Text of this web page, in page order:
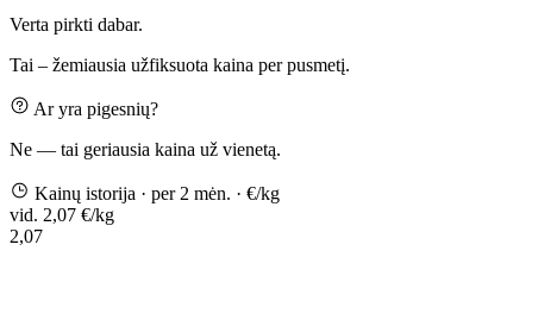
Verta pirkti dabar.
Tai – žemiausia užfiksuota kaina per pusmetį.
Ar yra pigesnių?
Ne — tai geriausia kaina už vienetą.
Kainų istorija · per 2 mėn. · €/kg
vid. 2,07 €/kg
2,07